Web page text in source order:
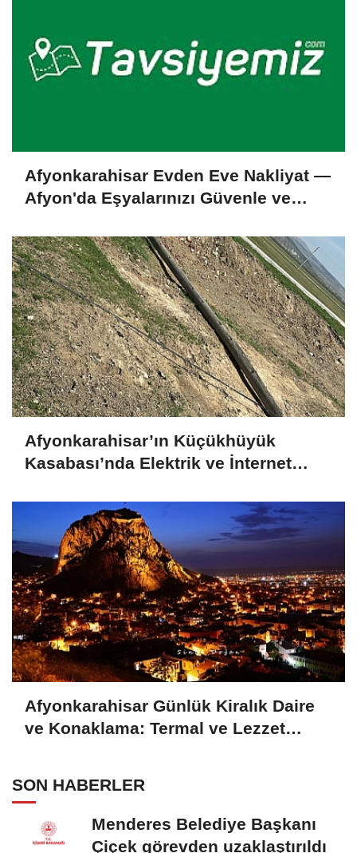
Afyonkarahisar Evden Eve Nakliyat —
Afyon'da Eşyalarınızı Güvenle ve
Afyonkarahisar’ın Küçükhüyük
Kasabası’nda Elektrik ve İnternet
Afyonkarahisar Günlük Kiralık Daire
ve Konaklama: Termal ve Lezzet
SON HABERLER
Menderes Belediye Başkanı
Çiçek görevden uzaklaştırıldı